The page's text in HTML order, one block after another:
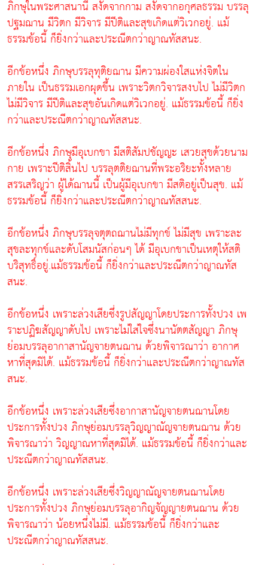
ภิกษุในพระศาสนานี้ สงัดจากกาม สงัดจากอกุศลธรรม บรรลุ
ปฐมฌาน มีวิตก มีวิจาร มีปีติและสุขเกิดแต่วิเวกอยู่. แม้
ธรรมข้อนี้ ก็ยิ่งกว่าและประณีตกว่าญาณทัสสนะ.
อีกข้อหนึ่ง ภิกษุบรรลุทุติยฌาน มีความผ่องใสแห่งจิตใน
ภายใน เป็นธรรมเอกผุดขึ้น เพราะวิตกวิจารสงบไป ไม่มีวิตก
ไม่มีวิจาร มีปีติและสุขอันเกิดแต่วิเวกอยู่. แม้ธรรมข้อนี้ ก็ยิ่ง
กว่าและประณีตกว่าญาณทัสสนะ.
อีกข้อหนึ่ง ภิกษุมีอุเบกขา มีสติสัมปชัญญะ เสวยสุขด้วยนาม
กาย เพราะปีติสิ้นไป บรรลุตติยฌานที่พระอริยะทั้งหลาย
สรรเสริญว่า ผู้ได้ฌานนี้ เป็นผู้มีอุเบกขา มีสติอยู่เป็นสุข. แม้
ธรรมข้อนี้ ก็ยิ่งกว่าและประณีตกว่าญาณทัสสนะ.
อีกข้อหนึ่ง ภิกษุบรรลุจตุตถฌานไม่มีทุกข์ ไม่มีสุข เพราะละ
สุขละทุกข์และดับโสมนัสก่อนๆ ได้ มีอุเบกขาเป็นเหตุให้สติ
บริสุทธิ์อยู่.แม้ธรรมข้อนี้ ก็ยิ่งกว่าและประณีตกว่าญาณทัส
สนะ.
อีกข้อหนึ่ง เพราะล่วงเสียซึ่งรูปสัญญาโดยประการทั้งปวง เพ
ราะปฏิฆสัญญาดับไป เพราะไม่ใส่ใจซึ่งนานัตตสัญญา ภิกษุ
ย่อมบรรลุอากาสานัญจายตนฌาน ด้วยพิจารณาว่า อากาศ
หาที่สุดมิได้. แม้ธรรมข้อนี้ ก็ยิ่งกว่าและประณีตกว่าญาณทัส
สนะ.
อีกข้อหนึ่ง เพราะล่วงเสียซึ่งอากาสานัญจายตนฌานโดย
ประการทั้งปวง ภิกษุย่อมบรรลุวิญญาณัญจายตนฌาน ด้วย
พิจารณาว่า วิญญาณหาที่สุดมิได้. แม้ธรรมข้อนี้ ก็ยิ่งกว่าและ
ประณีตกว่าญาณทัสสนะ.
อีกข้อหนึ่ง เพราะล่วงเสียซึ่งวิญญาณัญจายตนฌานโดย
ประการทั้งปวง ภิกษุย่อมบรรลุอากิญจัญญายตนฌาน ด้วย
พิจารณาว่า น้อยหนึ่งไม่มี. แม้ธรรมข้อนี้ ก็ยิ่งกว่าและ
ประณีตกว่าญาณทัสสนะ.